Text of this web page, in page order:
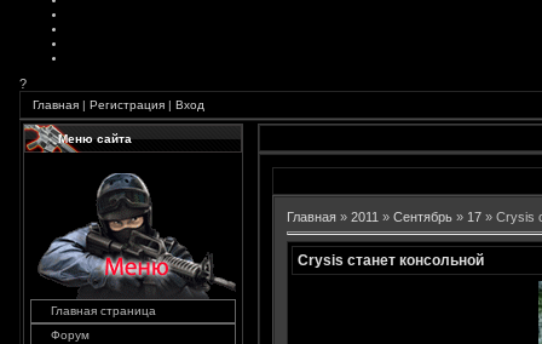
?
Главная | Регистрация | Вход
Меню сайта
Главная страница
Форум
Главная » 2011 » Сентябрь » 17 » Crysis
Crysis станет консольной